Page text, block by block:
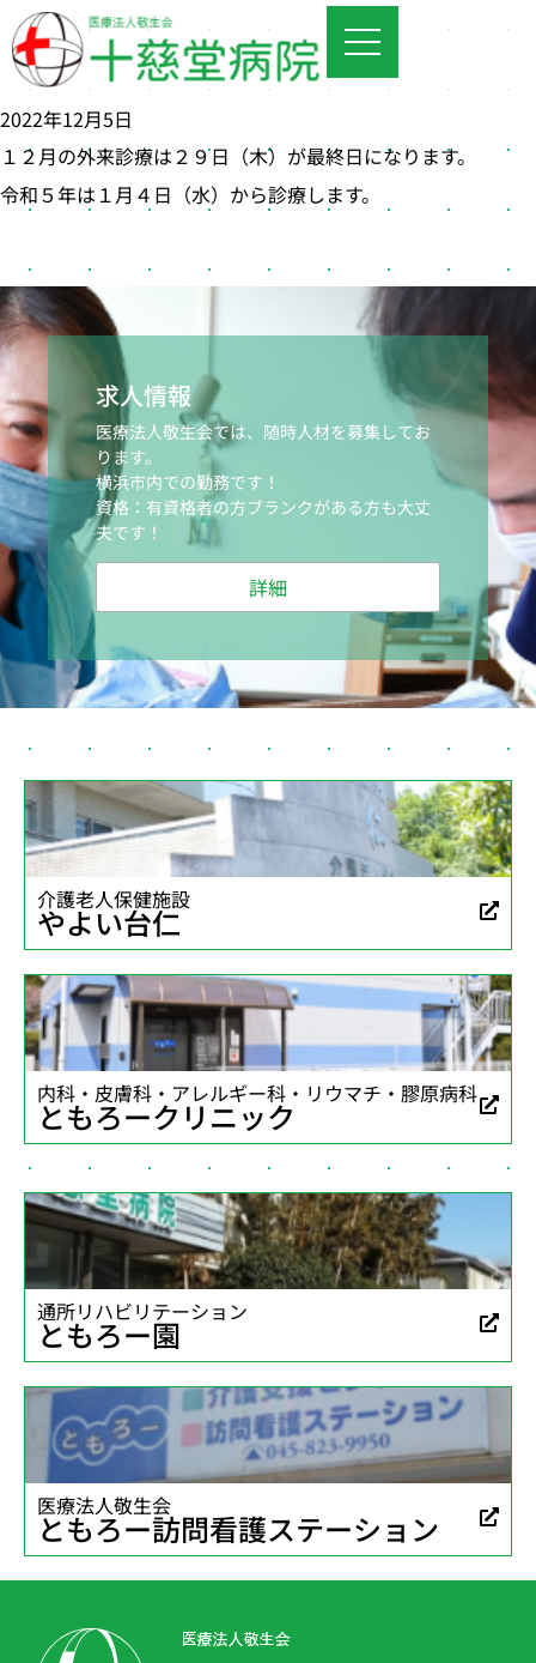
2022年12月5日
１２月の外来診療は２９日（木）が最終日になります。
令和５年は１月４日（水）から診療します。
求人情報
医療法人敬生会では、随時人材を募集してお
ります。
横浜市内での勤務です！
資格：有資格者の方ブランクがある方も大丈
夫です！
詳細
介護老人保健施設
やよい台仁
内科・皮膚科・アレルギー科・リウマチ・膠原病科
ともろークリニック
通所リハビリテーション
ともろー園
医療法人敬生会
ともろー訪問看護ステーション